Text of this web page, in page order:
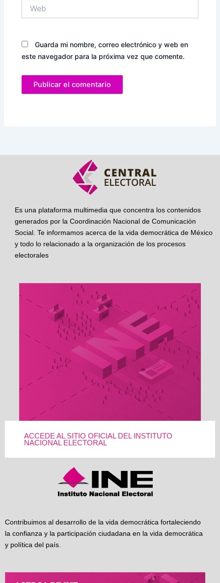
Guarda mi nombre, correo electrónico y web en
este navegador para la próxima vez que comente.
Es una plataforma multimedia que concentra los contenidos
generados por la Coordinación Nacional de Comunicación
Social. Te informamos acerca de la vida democrática de México
y todo lo relacionado a la organización de los procesos
electorales
ACCEDE AL SITIO OFICIAL DEL INSTITUTO
NACIONAL ELECTORAL
Contribuimos al desarrollo de la vida democrática fortaleciendo
la confianza y la participación ciudadana en la vida democrática
y política del país.